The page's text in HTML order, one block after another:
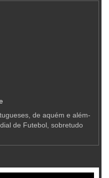
de aquém e além-
de Futebol, sobretudo